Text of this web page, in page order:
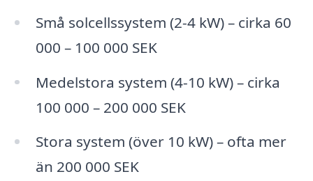
Små solcellssystem (2-4 kW) – cirka 60
000 – 100 000 SEK
Medelstora system (4-10 kW) – cirka
100 000 – 200 000 SEK
Stora system (över 10 kW) – ofta mer
än 200 000 SEK